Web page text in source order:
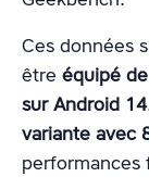
Ces données
être équipé
sur Android 14
variante avec
performances